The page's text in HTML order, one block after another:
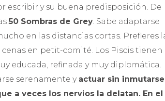
escribir y su buena predisposición. De
50 Sombras de Grey . Sabe adaptarse
en las distancias cortas. Prefieres
en petit-comité. Los Piscis tienen
educada, refinada y muy diplomática.
serenamente y actuar sin
a veces los nervios la delatan. En el